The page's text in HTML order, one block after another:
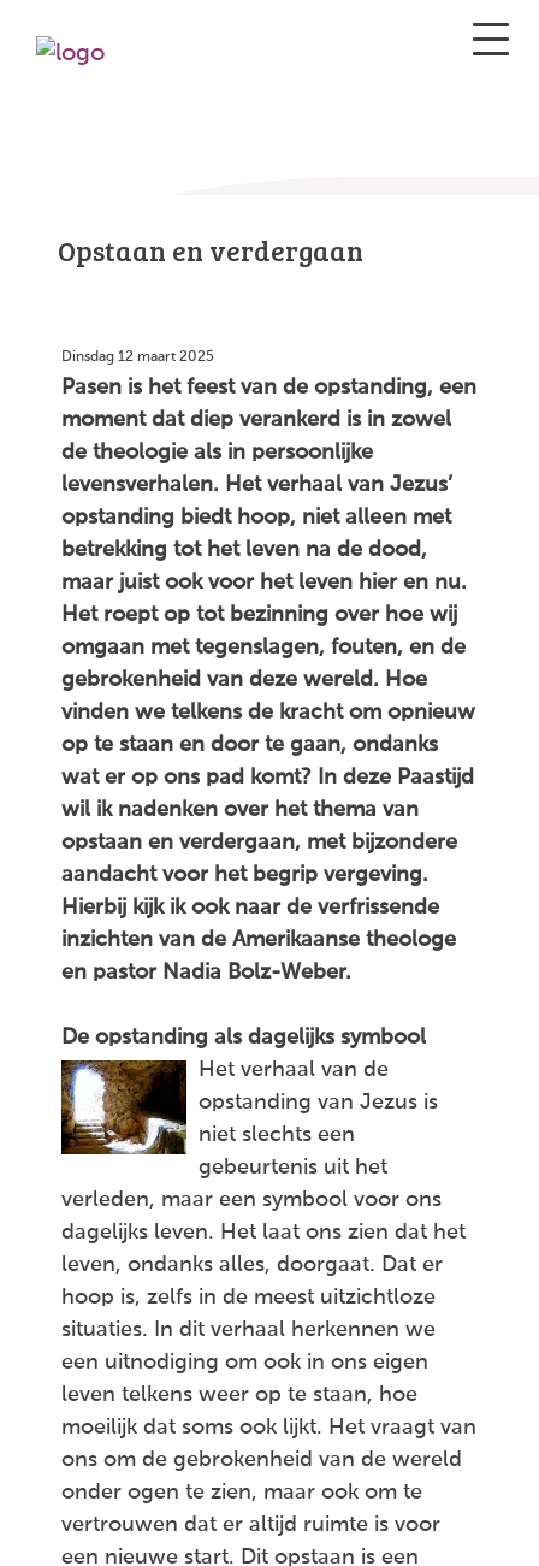
Opstaan en verdergaan
Dinsdag 12 maart 2025
Pasen is het feest van de opstanding, een
moment dat diep verankerd is in zowel
de theologie als in persoonlijke
levensverhalen. Het verhaal van Jezus’
opstanding biedt hoop, niet alleen met
betrekking tot het leven na de dood,
maar juist ook voor het leven hier en nu.
Het roept op tot bezinning over hoe wij
omgaan met tegenslagen, fouten, en de
gebrokenheid van deze wereld. Hoe
vinden we telkens de kracht om opnieuw
op te staan en door te gaan, ondanks
wat er op ons pad komt? In deze Paastijd
wil ik nadenken over het thema van
opstaan en verdergaan, met bijzondere
aandacht voor het begrip vergeving.
Hierbij kijk ik ook naar de verfrissende
inzichten van de Amerikaanse theologe
en pastor Nadia Bolz-Weber.
De opstanding als dagelijks symbool
Het verhaal van de
opstanding van Jezus is
niet slechts een
gebeurtenis uit het
verleden, maar een symbool voor ons
dagelijks leven. Het laat ons zien dat het
leven, ondanks alles, doorgaat. Dat er
hoop is, zelfs in de meest uitzichtloze
situaties. In dit verhaal herkennen we
een uitnodiging om ook in ons eigen
leven telkens weer op te staan, hoe
moeilijk dat soms ook lijkt. Het vraagt van
ons om de gebrokenheid van de wereld
onder ogen te zien, maar ook om te
vertrouwen dat er altijd ruimte is voor
een nieuwe start. Dit opstaan is een